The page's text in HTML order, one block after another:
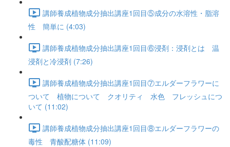
講師養成植物成分抽出講座1回目⑤成分の水溶性・脂溶
性 簡単に (4:03)
講師養成植物成分抽出講座1回目⑥浸剤：浸剤とは 温
浸剤と冷浸剤 (7:26)
講師養成植物成分抽出講座1回目⑦エルダーフラワーに
ついて 植物について クオリティ 水色 フレッシュにつ
いて (11:02)
講師養成植物成分抽出講座1回目⑧エルダーフラワーの
毒性 青酸配糖体 (11:09)